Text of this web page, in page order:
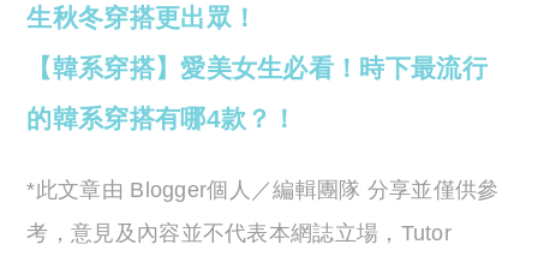
生秋冬穿搭更出眾！
【韓系穿搭】愛美女生必看！時下最流行
的韓系穿搭有哪4款？！
*此文章由 Blogger個人／編輯團隊 分享並僅供參
考，意見及內容並不代表本網誌立場，Tutor